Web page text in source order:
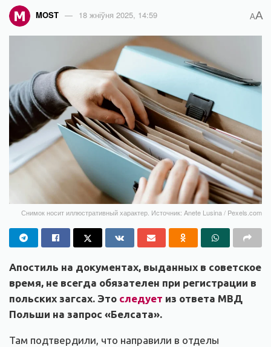
MOST 18 жніўня 2025, 14:59 AA
Снимок носит иллюстративный характер. Источник: Anete Lusina / Pexels.com
Апостиль на документах, выданных в советское
время, не всегда обязателен при регистрации в
польских загсах. Это следует из ответа МВД
Польши на запрос «Белсата».
Там подтвердили, что направили в отделы